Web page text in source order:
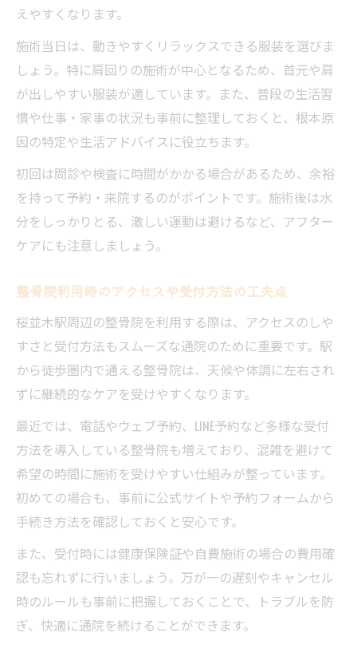
えやすくなります。
施術当日は、動きやすくリラックスできる服装を選びま
しょう。特に肩回りの施術が中心となるため、首元や肩
が出しやすい服装が適しています。また、普段の生活習
慣や仕事・家事の状況も事前に整理しておくと、根本原
因の特定や生活アドバイスに役立ちます。
初回は問診や検査に時間がかかる場合があるため、余裕
を持って予約・来院するのがポイントです。施術後は水
分をしっかりとる、激しい運動は避けるなど、アフター
ケアにも注意しましょう。
整骨院利用時のアクセスや受付方法の工夫点
桜並木駅周辺の整骨院を利用する際は、アクセスのしや
すさと受付方法もスムーズな通院のために重要です。駅
から徒歩圏内で通える整骨院は、天候や体調に左右され
ずに継続的なケアを受けやすくなります。
最近では、電話やウェブ予約、LINE予約など多様な受付
方法を導入している整骨院も増えており、混雑を避けて
希望の時間に施術を受けやすい仕組みが整っています。
初めての場合も、事前に公式サイトや予約フォームから
手続き方法を確認しておくと安心です。
また、受付時には健康保険証や自費施術の場合の費用確
認も忘れずに行いましょう。万が一の遅刻やキャンセル
時のルールも事前に把握しておくことで、トラブルを防
ぎ、快適に通院を続けることができます。